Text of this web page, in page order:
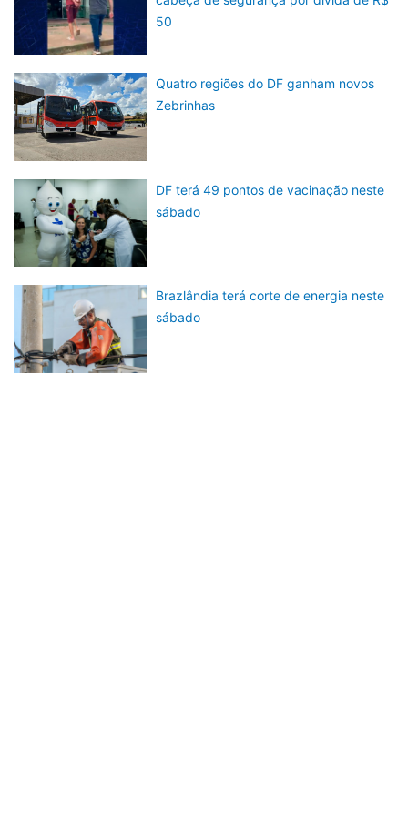
50
Quatro regiões do DF ganham novos
Zebrinhas
DF terá 49 pontos de vacinação neste
sábado
Brazlândia terá corte de energia neste
sábado